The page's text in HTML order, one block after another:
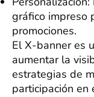
gráfico impreso
promociones.
El X-banner es
aumentar la
estrategias de
participación en